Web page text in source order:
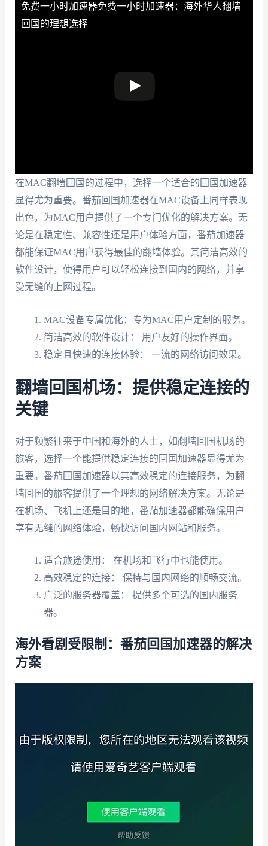
免费一小时加速器免费一小时加速器：海外华人翻墙
回国的理想选择
在MAC翻墙回国的过程中，选择一个适合的回国加速器
显得尤为重要。番茄回国加速器在MAC设备上同样表现
出色，为MAC用户提供了一个专门优化的解决方案。无
论是在稳定性、兼容性还是用户体验方面，番茄加速器
都能保证MAC用户获得最佳的翻墙体验。其简洁高效的
软件设计，使得用户可以轻松连接到国内的网络，并享
受无缝的上网过程。
MAC设备专属优化：专为MAC用户定制的服务。
简洁高效的软件设计： 用户友好的操作界面。
稳定且快速的连接体验： 一流的网络访问效果。
翻墙回国机场：提供稳定连接的
关键
对于频繁往来于中国和海外的人士，如翻墙回国机场的
旅客，选择一个能提供稳定连接的回国加速器显得尤为
重要。番茄回国加速器以其高效稳定的连接服务，为翻
墙回国的旅客提供了一个理想的网络解决方案。无论是
在机场、飞机上还是目的地，番茄加速器都能确保用户
享有无缝的网络体验，畅快访问国内网站和服务。
适合旅途使用： 在机场和飞行中也能使用。
高效稳定的连接： 保持与国内网络的顺畅交流。
广泛的服务器覆盖： 提供多个可选的国内服务
器。
海外看剧受限制：番茄回国加速器的解决
方案